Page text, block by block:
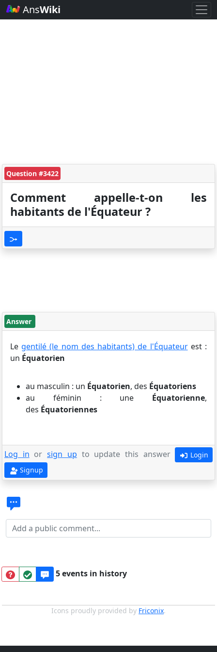
AnsWiki
Question #3422
Comment appelle-t-on les
habitants de l'Équateur ?
Answer
Le gentilé (le nom des habitants) de l'Équateurest :
un Équatorien
au masculin : un Équatorien, des Équatoriens
au féminin : une Équatorienne,
des Équatoriennes
Log in orsign up to update this answer
Login
Signup
5 events in history
Icons proudly provided by Friconix.